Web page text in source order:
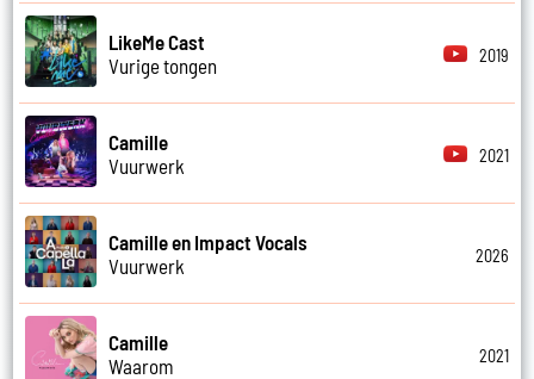
LikeMe Cast
Vurige tongen
2019
Camille
Vuurwerk
2021
Camille en Impact Vocals
Vuurwerk
2026
Camille
Waarom
2021